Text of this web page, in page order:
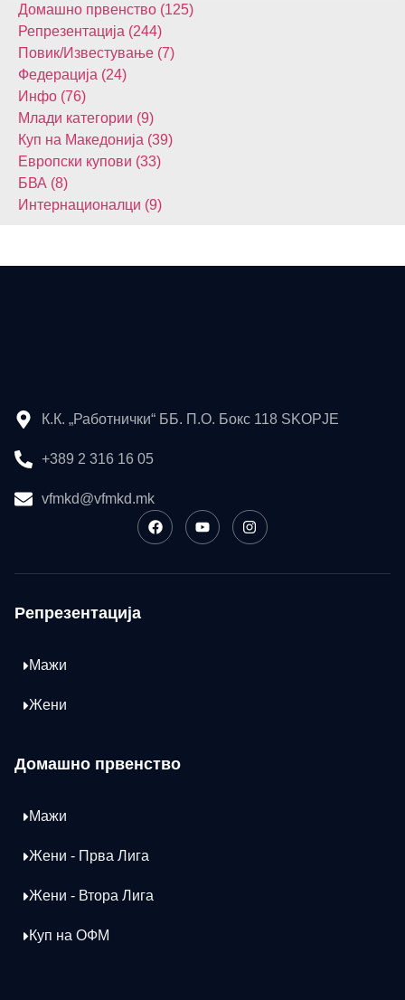
Домашнo првенство (125)
Репрезентација (244)
Повик/Известување (7)
Федерација (24)
Инфо (76)
Млади категории (9)
Куп на Македонија (39)
Европски купови (33)
БВА (8)
Интернационалци (9)
К.К. „Работнички“ ББ. П.О. Бокс 118 SKOPJE
+389 2 316 16 05
vfmkd@vfmkd.mk
Репрезентација
Мажи
Жени
Домашно првенство
Мажи
Жени - Прва Лига
Жени - Втора Лига
Куп на ОФМ